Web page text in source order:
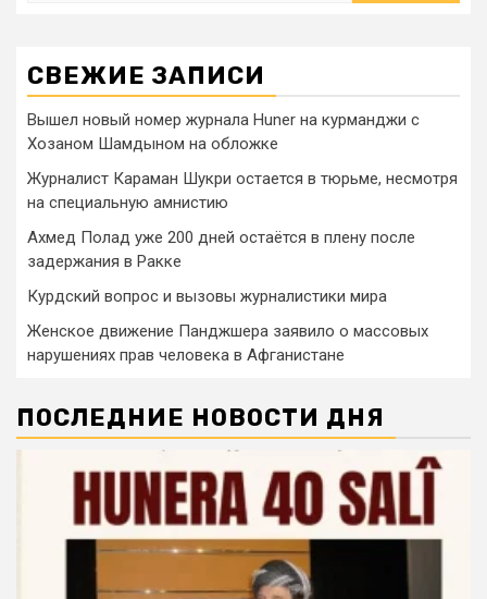
СВЕЖИЕ ЗАПИСИ
Вышел новый номер журнала Huner на курманджи с
Хозаном Шамдыном на обложке
Журналист Караман Шукри остается в тюрьме, несмотря
на специальную амнистию
Ахмед Полад уже 200 дней остаётся в плену после
задержания в Ракке
Курдский вопрос и вызовы журналистики мира
Женское движение Панджшера заявило о массовых
нарушениях прав человека в Афганистане
ПОСЛЕДНИЕ НОВОСТИ ДНЯ